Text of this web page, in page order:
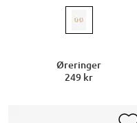
Øreringer
249 kr